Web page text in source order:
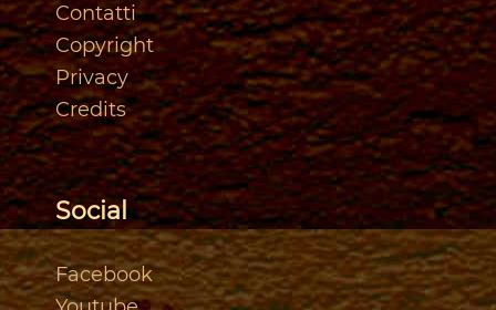
Contatti
Copyright
Privacy
Credits
Social
Facebook